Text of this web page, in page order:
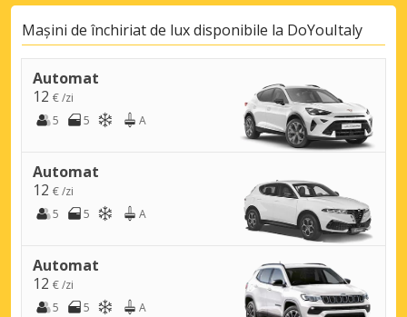
Mașini de închiriat de lux disponibile la DoYouItaly
Automat
12 € /zi
5
5 A
Automat
12 € /zi
5
5 A
Automat
12 € /zi
5
5 A